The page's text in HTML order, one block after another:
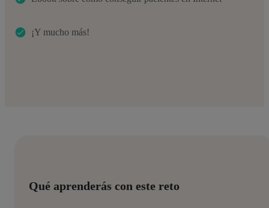
¡Y mucho más!
Qué aprenderás con este reto